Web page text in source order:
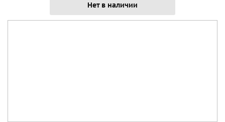
Нет в наличии